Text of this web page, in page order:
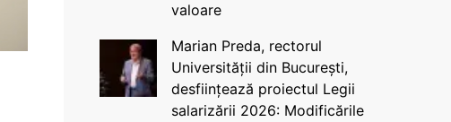
valoare
Marian Preda, rectorul
Universității din București,
desființează proiectul Legii
salarizării 2026: Modificările